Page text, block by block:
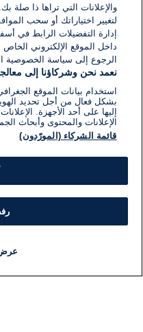
والإعلانات التي تراها ذا صلة
لتغيير اختياراتك أو سحب
إدارة التفضيلات الرابط في
داخل الموقع الإلكتروني
الرجوع إلى سياسة الخصوصية
نعمد نحن وشركاؤنا إلى
استخدام بيانات الموقع
بشكل فعال من أجل تحديد
إليها على أحد الأجهزة.
الإعلانات والمحتوى وأبحاث
قائمة الشركاء (المورّدون)